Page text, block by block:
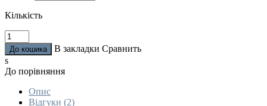
Кількість
В закладки Сравнить
s
До порівняння
Опис
Відгуки (2)